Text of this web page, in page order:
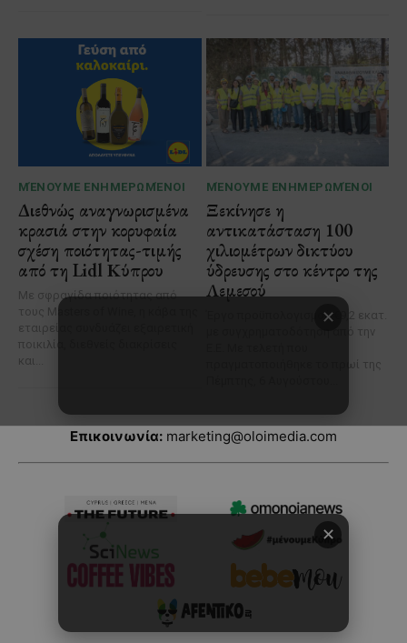
Επικοινωνία: marketing@oloimedia.com
✕